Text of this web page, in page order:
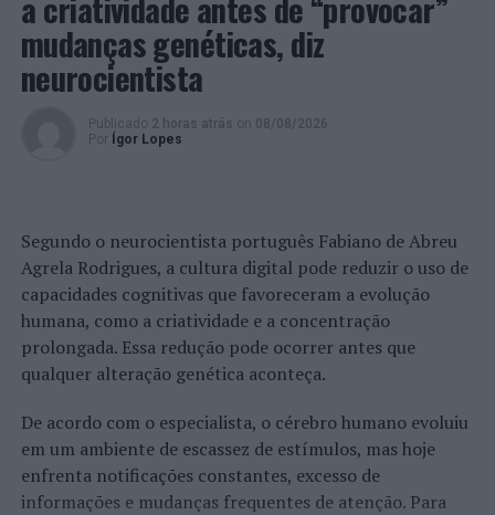
TÓPICOS RELACIONADOS: COIMBRA
CRIMINALIDADE
DESTAQUE
FIGUEIRA DA FOZ PSP
PRÓXIMO
Estão abertas as candidaturas para os Prémios BUPi
NÃO PERCA
mudanças genéticas, diz
neurocientista
Publicado 2 horas atrás on 08/08/2026
Por
Ígor Lopes
Segundo o neurocientista português Fabiano de Abreu
Agrela Rodrigues, a cultura digital pode reduzir o uso de
capacidades cognitivas que favoreceram a evolução
humana, como a criatividade e a concentração
prolongada. Essa redução pode ocorrer antes que
qualquer alteração genética aconteça.
De acordo com o especialista, o cérebro humano evoluiu
em um ambiente de escassez de estímulos, mas hoje
enfrenta notificações constantes, excesso de
informações e mudanças frequentes de atenção. Para